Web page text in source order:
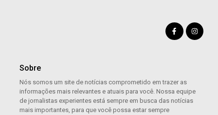
Sobre
Nós somos um site de notícias comprometido em trazer as
informações mais relevantes e atuais para você. Nossa equipe
de jornalistas experientes está sempre em busca das notícias
mais importantes, para que você possa estar sempre